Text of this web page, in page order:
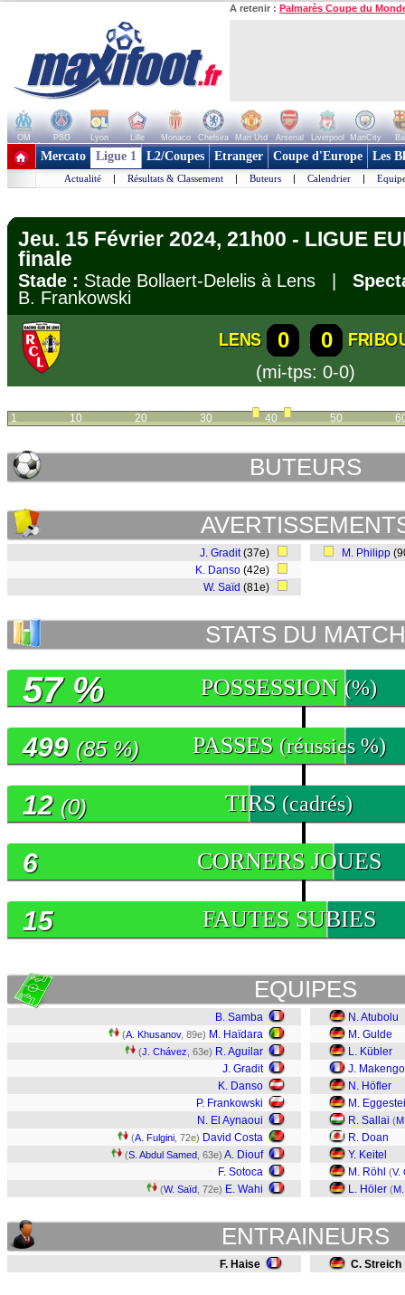
A retenir : Palmarès Coupe du
OM PSG Lyon Lille Monaco Chelsea Man Utd Arsenal Liverpool ManCity
+ de clubs
Mercato Ligue 1 L2/Coupes Etranger Coupe d'Europe Les
Actualité | Résultats & Classement | Buteurs | Calendrier |
Jeu. 15 Février 2024, 21h00 - LIGUE
finale
Stade : Stade Bollaert-Delelis à Lens |
B. Frankowski
LENS 0 0
(mi-tps: 0-0)
1 10 20 30 40 50
BUTEURS
J. Gradit(37e)
K. Danso (42e)
W. Saïd (81e)
M. Philipp
STATS DU MATCH
POSSESSION (%)
57 %
PASSES (réussies %)
499 (85 %)
TIRS (cadrés)
12 (0)
CORNERS JOUES
6
FAUTES SUBIES
15
EQUIPES
B. Samba
(A. Khusanov, 89e) M. Haïdara
(J. Chávez , 63e) R. Aguilar
J. Gradit
K. Danso
P. Frankowski
N. El Aynaoui
(A. Fulgini , 72e) David Costa
(S. Abdul Samed , 63e) A. Diouf
F. Sotoca
(W. Saïd , 72e) E. Wahi
N. Atubolu
M. Gulde
L. Kübler
J. Makengo
N. Höfler
M.
R. Sallai (
R. Doan
Y. Keitel
M. Röhl (V.
L. Höler (
ENTRAINEURS
F. Haise C. Streich